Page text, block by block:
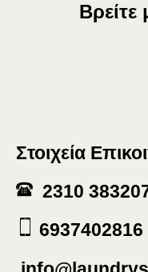
Βρείτε
Στοιχεία
2310
6937402816